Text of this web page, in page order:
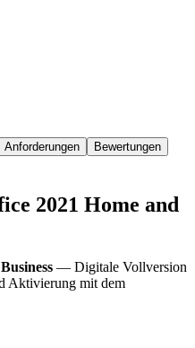
Anforderungen
Bewertungen
2021 Home and
— Digitale Vollversion
Aktivierung mit dem